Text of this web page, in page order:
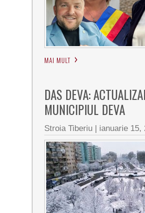
MAI MULT
DAS DEVA:
MUNICIPIUL DEVA
Stroia Tiberiu | ianuarie 15,